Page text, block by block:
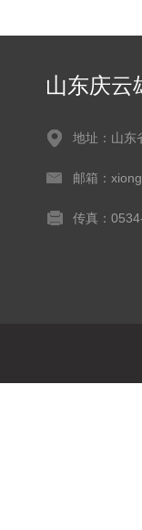
山东庆云
地址：山东
邮箱：
传真：